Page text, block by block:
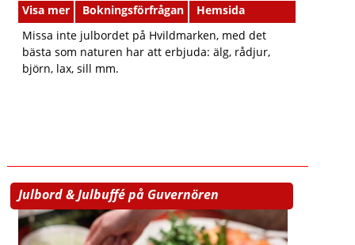
Visa mer
Bokningsförfrågan
Hemsida
Missa inte julbordet på Hvildmarken, med det
bästa som naturen har att erbjuda: älg, rådjur,
björn, lax, sill mm.
Julbord & Julbuffé på Guvernören